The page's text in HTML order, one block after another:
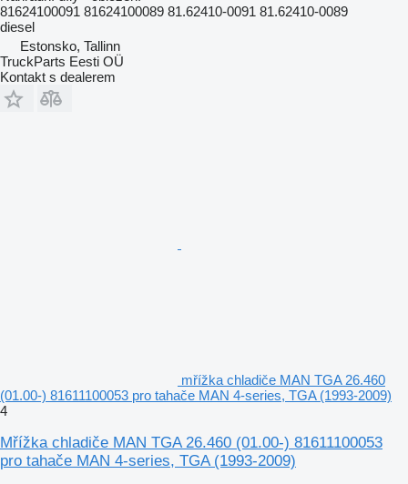
81624100091 81624100089 81.62410-0091 81.62410-0089
diesel
Estonsko, Tallinn
TruckParts Eesti OÜ
Kontakt s dealerem
mřížka chladiče MAN TGA 26.460
(01.00-) 81611100053 pro tahače MAN 4-series, TGA (1993-2009)
4
Mřížka chladiče MAN TGA 26.460 (01.00-) 81611100053
pro tahače MAN 4-series, TGA (1993-2009)